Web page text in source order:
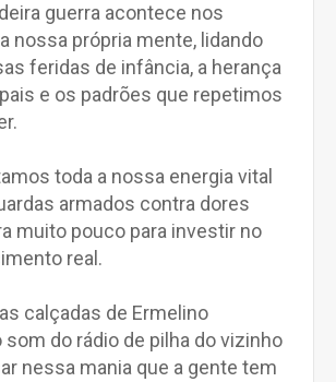
guerra acontece nos
nossa própria mente, lidando
feridas de infância, a herança
e os padrões que repetimos
toda a nossa energia vital
armados contra dores
muito pouco para investir no
real.
calçadas de Ermelino
som do rádio de pilha do vizinho
nessa mania que a gente tem